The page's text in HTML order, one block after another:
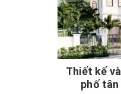
Thiết kế
phố tân